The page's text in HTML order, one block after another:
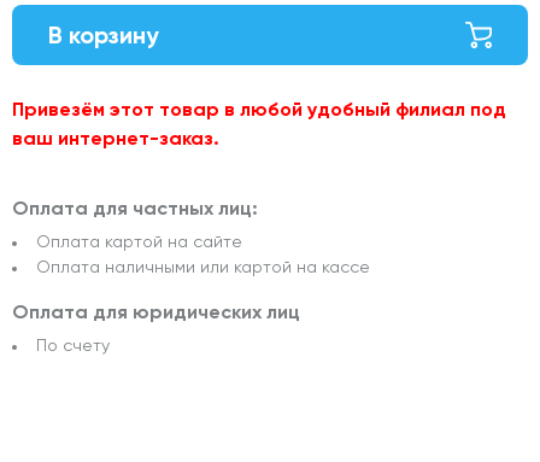
В корзину
Привезём этот товар в любой удобный филиал под
ваш интернет-заказ.
Оплата для частных лиц:
Оплата картой на сайте
Оплата наличными или картой на кассе
Оплата для юридических лиц
По счету